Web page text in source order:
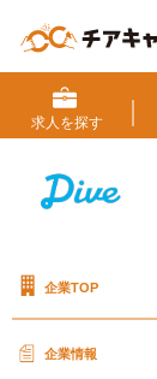
求人を探す
企業TOP
企業情報